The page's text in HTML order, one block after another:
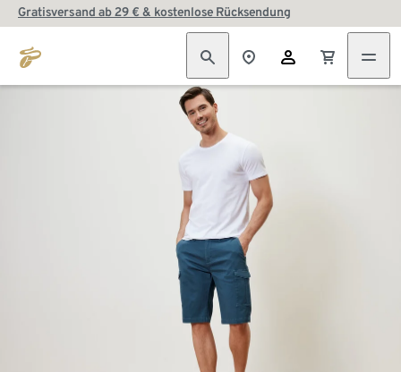
Gratisversand ab 29 € & kostenlose Rücksendung